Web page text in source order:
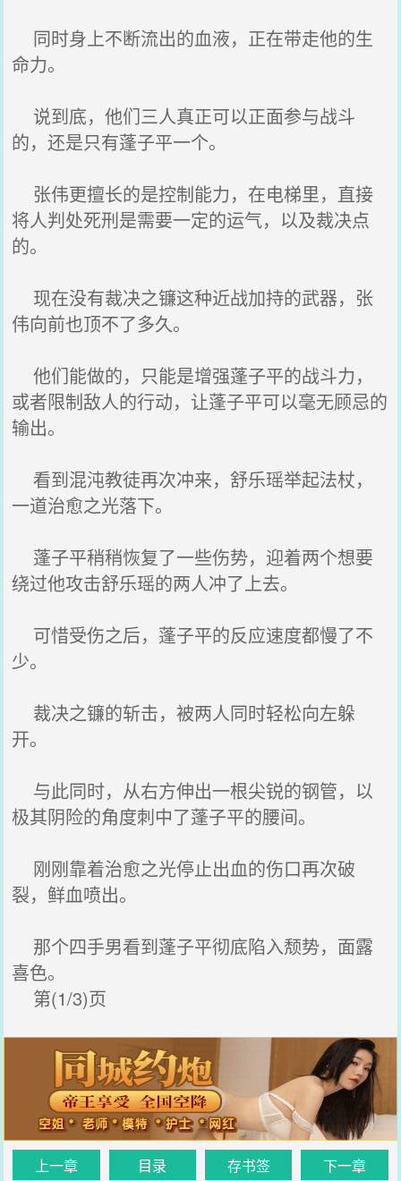
同时身上不断流出的血液，正在带走他的生
命力。
说到底，他们三人真正可以正面参与战斗
的，还是只有蓬子平一个。
张伟更擅长的是控制能力，在电梯里，直接
将人判处死刑是需要一定的运气，以及裁决点
的。
现在没有裁决之镰这种近战加持的武器，张
伟向前也顶不了多久。
他们能做的，只能是增强蓬子平的战斗力，
或者限制敌人的行动，让蓬子平可以毫无顾忌的
输出。
看到混沌教徒再次冲来，舒乐瑶举起法杖，
一道治愈之光落下。
蓬子平稍稍恢复了一些伤势，迎着两个想要
绕过他攻击舒乐瑶的两人冲了上去。
可惜受伤之后，蓬子平的反应速度都慢了不
少。
裁决之镰的斩击，被两人同时轻松向左躲
开。
与此同时，从右方伸出一根尖锐的钢管，以
极其阴险的角度刺中了蓬子平的腰间。
刚刚靠着治愈之光停止出血的伤口再次破
裂，鲜血喷出。
那个四手男看到蓬子平彻底陷入颓势，面露
喜色。
第(1/3)页
上一章 目录 存书签 下一章